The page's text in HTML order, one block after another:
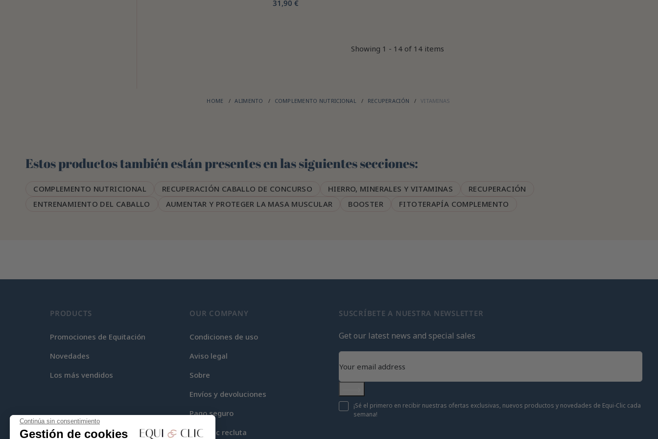
Continúa sin consentimiento
Gestión de cookies
31,90 €
Showing 1 - 14 of 14 items
HOME ALIMENTO COMPLEMENTO NUTRICIONAL RECUPERACIÓN VITAMINAS
Estos productos también están presentes en las siguientes secciones:
COMPLEMENTO NUTRICIONAL RECUPERACIÓN CABALLO DE CONCURSO HIERRO, MINERALES Y VITAMINAS
RECUPERACIÓN
ENTRENAMIENTO DEL CABALLO
AUMENTAR Y PROTEGER LA MASA MUSCULAR BOOSTER FITOTERAPÍA COMPLEMENTO
PRODUCTS
Promociones de Equitación
Novedades
Los más vendidos
OUR COMPANY
Condiciones de uso
Aviso legal
Sobre
Envíos y devoluciones
Pago seguro
Equi-Clic recluta
SUSCRÍBETE A NUESTRA NEWSLETTER
Get our latest news and special sales
Subscribe
¡Sé el primero en recibir nuestras ofertas exclusivas, nuevos productos y novedades de Equi-Clic cada
semana!